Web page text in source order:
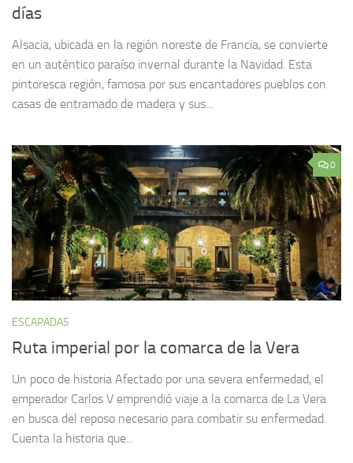
días
Alsacia, ubicada en la región noreste de Francia, se convierte
en un auténtico paraíso invernal durante la Navidad. Esta
pintoresca región, famosa por sus encantadores pueblos con
casas de entramado de madera y sus...
0
ESCAPADAS
Ruta imperial por la comarca de la Vera
Un poco de historia Afectado por una severa enfermedad, el
emperador Carlos V emprendió viaje a la comarca de La Vera
en busca del reposo necesario para combatir su enfermedad.
Cuenta la historia que...